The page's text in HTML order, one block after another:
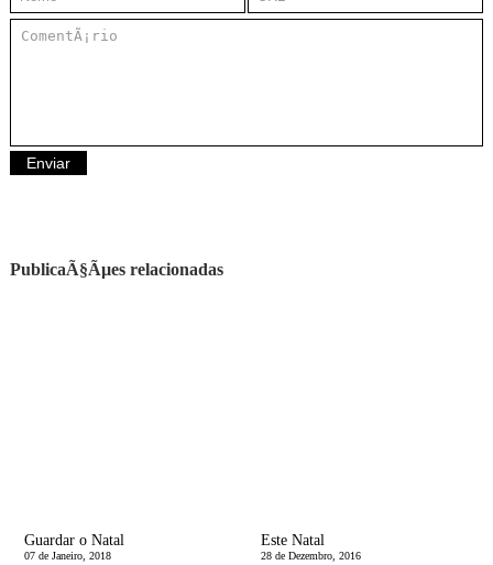
PublicaÃ§Ãµes relacionadas
Guardar o Natal
07 de Janeiro, 2018
Este Natal
28 de Dezembro, 2016